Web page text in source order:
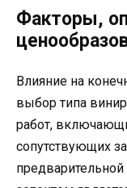
Факторы,
Влияние на
выбор типа
работ,
сопутствующих